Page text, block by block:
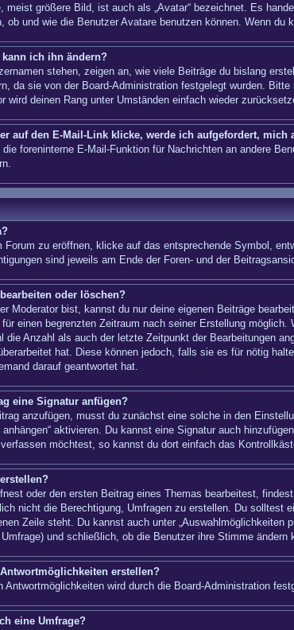
meist größere Bild, ist auch als „Avatar“ bezeichnet. Es
ob und wie die Benutzer Avatare benutzen können. Wenn
ich ihn ändern?
stehen, zeigen an, wie viele Beiträge du bislang
da sie von der Board-Administration festgelegt wurden.
wird deinen Rang unter Umständen einfach wieder
auf den E-Mail-Link klicke, werde ich aufgefordert, mich
die foreninterne E-Mail-Funktion für Nachrichten an andere
Forum zu eröffnen, klicke auf das entsprechende Symbol,
sind jeweils am Ende der Foren- und der
oder löschen?
Moderator bist, kannst du nur deine eigenen Beiträge
einen begrenzten Zeitraum nach seiner Erstellung
die Anzahl als auch der letzte Zeitpunkt der Bearbeitungen
hat. Diese können jedoch, falls sie es für nötig
darauf geantwortet hat.
eine Signatur anfügen?
anzufügen, musst du zunächst eine solche in den
aktivieren. Du kannst eine Signatur auch
möchtest, so kannst du dort einfach das
oder den ersten Beitrag eines Themas bearbeitest,
nicht die Berechtigung, Umfragen zu erstellen. Du
Zeile steht. Du kannst auch unter
und schließlich, ob die Benutzer ihre Stimme ändern
erstellen?
Antwortmöglichkeiten wird durch die Board-Administration
eine Umfrage?